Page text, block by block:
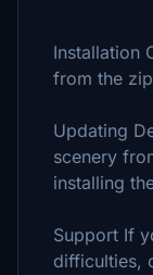
Installation
from the
Updating
scenery
installing
Support If
difficulties,